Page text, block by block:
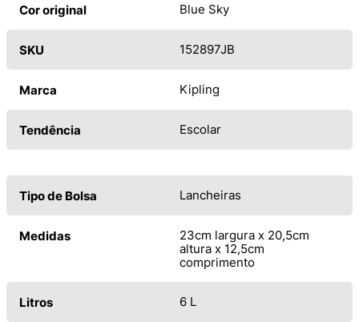
Cor original Blue Sky
SKU 152897JB
Marca Kipling
Tendência Escolar
Tipo de Bolsa Lancheiras
Medidas
23cm largura x 20,5cm
altura x 12,5cm
comprimento
Litros 6 L